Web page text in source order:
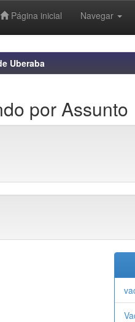
Página inicial Navegar
Uberaba
por Assunto